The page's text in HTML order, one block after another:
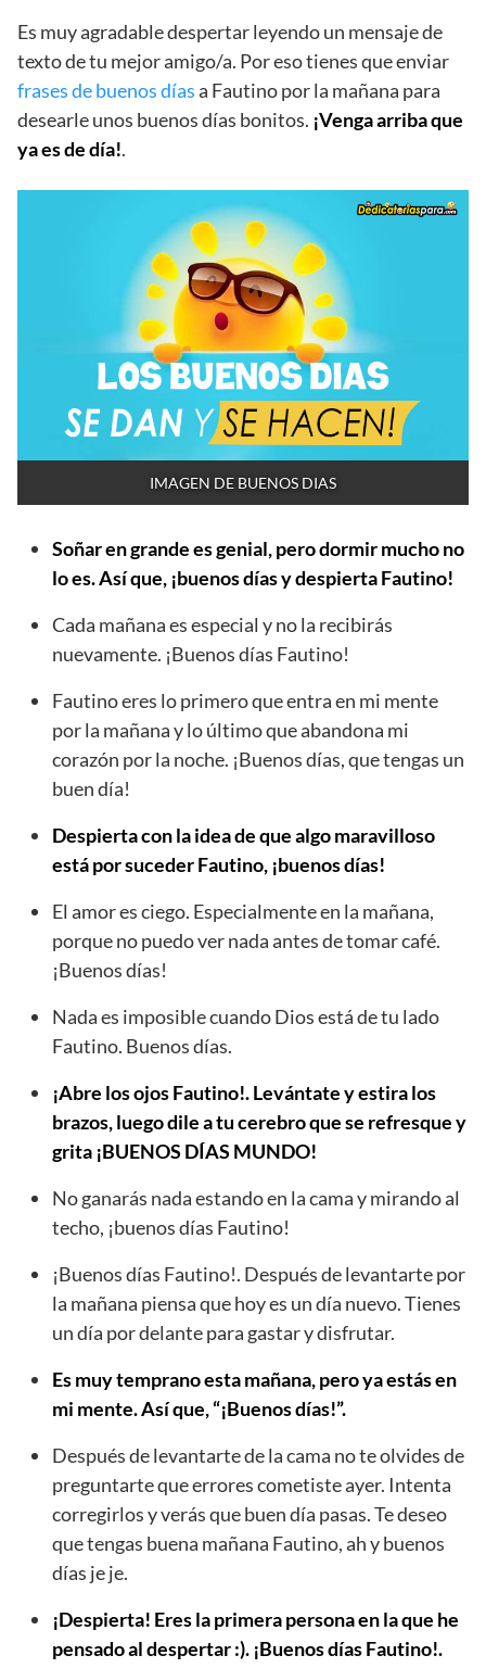
Es muy agradable despertar leyendo un mensaje de
texto de tu mejor amigo/a. Por eso tienes que enviar
frases de buenos díasa Fautino por la mañana para
desearle unos buenos días bonitos. ¡Venga arriba que
ya es de día!.
IMAGEN DE BUENOS DIAS
Soñar en grande es genial, pero dormir mucho no
lo es. Así que, ¡buenos días y despierta Fautino!
Cada mañana es especial y no la recibirás
nuevamente. ¡Buenos días Fautino!
Fautino eres lo primero que entra en mi mente
por la mañana y lo último que abandona mi
corazón por la noche. ¡Buenos días, que tengas un
buen día!
Despierta con la idea de que algo maravilloso
está por suceder Fautino, ¡buenos días!
El amor es ciego. Especialmente en la mañana,
porque no puedo ver nada antes de tomar café.
¡Buenos días!
Nada es imposible cuando Dios está de tu lado
Fautino. Buenos días.
¡Abre los ojos Fautino!. Levántate y estira los
brazos, luego dile a tu cerebro que se refresque y
grita ¡BUENOS DÍAS MUNDO!
No ganarás nada estando en la cama y mirando al
techo, ¡buenos días Fautino!
¡Buenos días Fautino!. Después de levantarte por
la mañana piensa que hoy es un día nuevo. Tienes
un día por delante para gastar y disfrutar.
Es muy temprano esta mañana, pero ya estás en
mi mente. Así que, “¡Buenos días!”.
Después de levantarte de la cama no te olvides de
preguntarte que errores cometiste ayer. Intenta
corregirlos y verás que buen día pasas. Te deseo
que tengas buena mañana Fautino, ah y buenos
días je je.
¡Despierta! Eres la primera persona en la que he
pensado al despertar :). ¡Buenos días Fautino!.